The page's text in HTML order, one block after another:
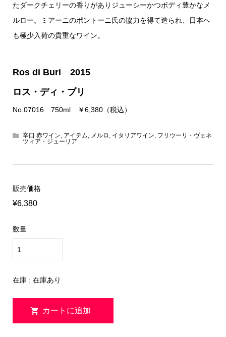
たダークチェリーの香りがありジューシーかつボディ豊かなメ
ルロー。ミアーニのポントーニ氏の協力を得て造られ、日本へ
も極少入荷の貴重なワイン。
Ros di Buri 2015
ロス・ディ・ブリ
No.07016 750ml ￥6,380（税込）
辛口 赤ワイン アイテム メルロ イタリアワイン フリウーリ・ヴェネ
ツィア・ジューリア
販売価格
¥6,380
数量
在庫 : 在庫あり